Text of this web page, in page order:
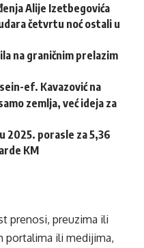
Alije Izetbegovića
četvrtu noć ostali u
na graničnim prelazim
ef. Kavazović na
zemlja, već ideja za
2025. porasle za 5,36
KM
prenosi, preuzima ili
portalima ili medijima,